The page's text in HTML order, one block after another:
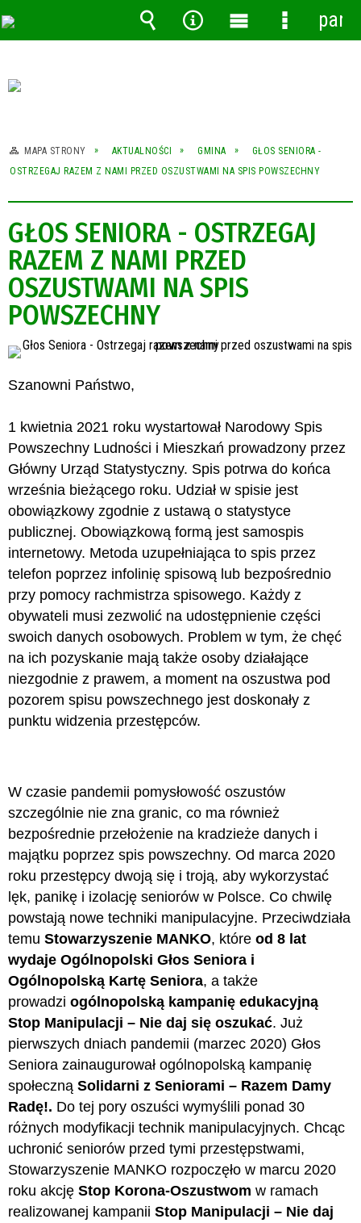
MAPA STRONY AKTUALNOŚCI GMINA
GŁOS SENIORA -
OSTRZEGAJ RAZEM Z NAMI PRZED OSZUSTWAMI NA SPIS POWSZECHNY
GŁOS SENIORA - OSTRZEGAJ
RAZEM Z NAMI PRZED
OSZUSTWAMI NA SPIS
POWSZECHNY
Szanowni Państwo,
1 kwietnia 2021 roku wystartował Narodowy Spis
Powszechny Ludności i Mieszkań prowadzony przez
Główny Urząd Statystyczny. Spis potrwa do końca
września bieżącego roku. Udział w spisie jest
obowiązkowy zgodnie z ustawą o statystyce
publicznej. Obowiązkową formą jest samospis
internetowy. Metoda uzupełniająca to spis przez
telefon poprzez infolinię spisową lub bezpośrednio
przy pomocy rachmistrza spisowego. Każdy z
obywateli musi zezwolić na udostępnienie części
swoich danych osobowych. Problem w tym, że chęć
na ich pozyskanie mają także osoby działające
niezgodnie z prawem, a moment na oszustwa pod
pozorem spisu powszechnego jest doskonały z
punktu widzenia przestępców.
W czasie pandemii pomysłowość oszustów
szczególnie nie zna granic, co ma również
bezpośrednie przełożenie na kradzieże danych i
majątku poprzez spis powszechny. Od marca 2020
roku przestępcy dwoją się i troją, aby wykorzystać
lęk, panikę i izolację seniorów w Polsce. Co chwilę
powstają nowe techniki manipulacyjne. Przeciwdziała
temu Stowarzyszenie MANKO, które od 8 lat
wydaje Ogólnopolski Głos Seniora i
Ogólnopolską Kartę Seniora, a także
prowadzi ogólnopolską kampanię edukacyjną
Stop Manipulacji – Nie daj się oszukać. Już
pierwszych dniach pandemii (marzec 2020) Głos
Seniora zainaugurował ogólnopolską kampanię
społeczną Solidarni z Seniorami – Razem Damy
Radę!. Do tej pory oszuści wymyślili ponad 30
różnych modyfikacji technik manipulacyjnych. Chcąc
uchronić seniorów przed tymi przestępstwami,
Stowarzyszenie MANKO rozpoczęło w marcu 2020
roku akcję Stop Korona-Oszustwom w ramach
realizowanej kampanii Stop Manipulacji – Nie daj
Wyszukiwarka
Narzędzia
MenuMenu